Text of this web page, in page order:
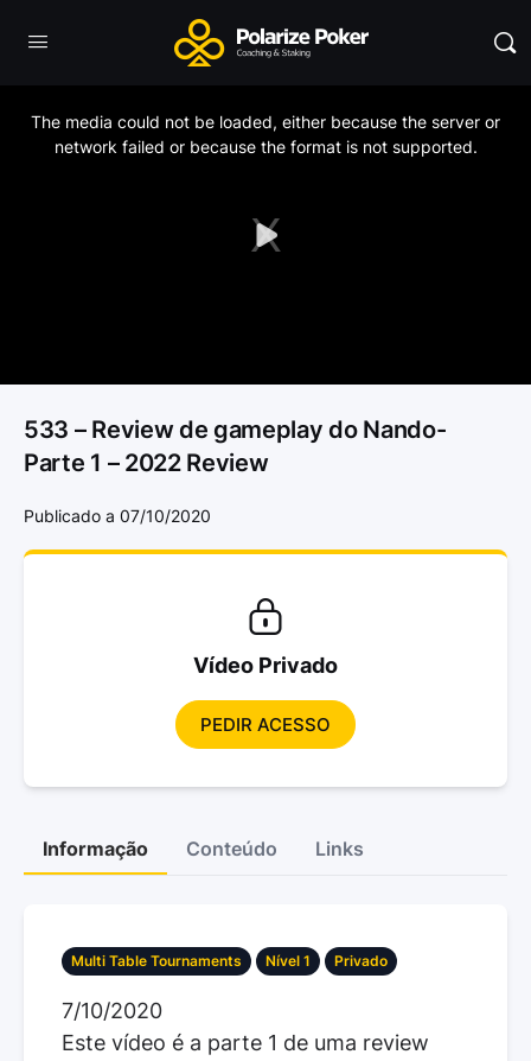
Play
The media could not be loaded, either because the server or
network failed or because the format is not supported.
533 – Review de gameplay do Nando-
Parte 1 – 2022 Review
Publicado a 07/10/2020
Vídeo Privado
PEDIR ACESSO
Informação Conteúdo Links
Multi Table Tournaments Nível 1 Privado
7/10/2020
Este vídeo é a parte 1 de uma review